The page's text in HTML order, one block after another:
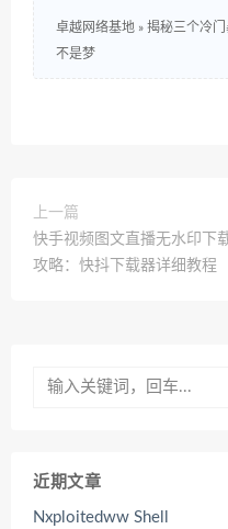
卓越网络基地 » 揭秘三个冷
不是梦
上一篇
快手视频图文直播无水印下
攻略：快抖下载器详细教程
近期文章
Nxploitedww Shell